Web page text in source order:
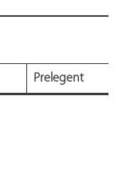
Prelegent